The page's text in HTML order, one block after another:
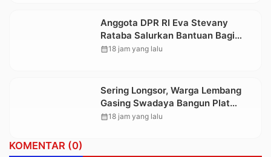
Anggota DPR RI Eva Stevany
Rataba Salurkan Bantuan Bagi
Warga Terdampak Longsor di
calendar_month18 jam yang lalu
Sering Longsor, Warga Lembang
Gasing Swadaya Bangun Plat
Deker dan Talut Jalan Penghubung
calendar_month18 jam yang lalu
KOMENTAR (0)